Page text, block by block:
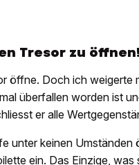
Tresor zu
öffne. Doch ich weigerte
überfallen worden ist
er alle
unter keinen
ein. Das Einzige,